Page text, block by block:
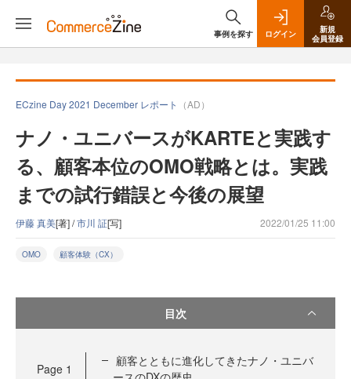
事例を探す ログイン
新規
会員登録
ECzine Day 2021 December レポート （AD）
ナノ・ユニバースがKARTEと実践す
る、顧客本位のOMO戦略とは。実践
までの試行錯誤と今後の展望
伊藤 真美[著] /市川 証[写] 2022/01/25 11:00
OMO 顧客体験（CX）
目次
Page 1
顧客とともに進化してきたナノ・ユニバ